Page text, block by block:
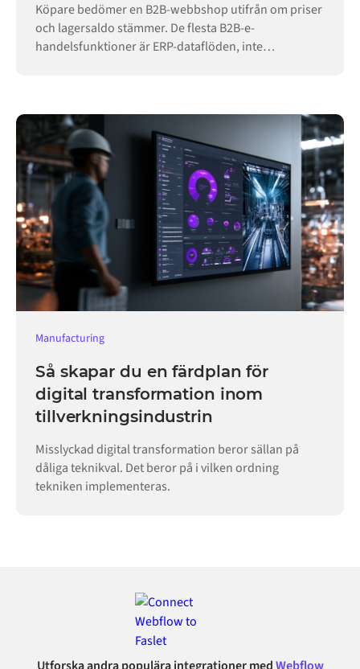
Köpare bedömer en B2B-webbshop utifrån om priser
och lagersaldo stämmer. De flesta B2B-e-
handelsfunktioner är ERP-dataflöden, inte
Manufacturing
Så skapar du en färdplan för
digital transformation inom
tillverkningsindustrin
Misslyckad digital transformation beror sällan på
dåliga teknikval. Det beror på i vilken ordning
tekniken implementeras.